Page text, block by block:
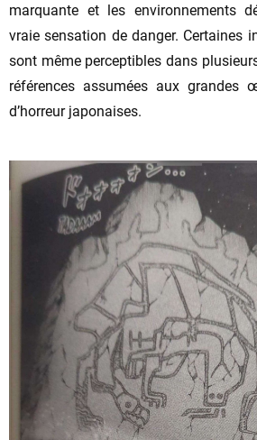
marquante et les environnements
vraie sensation de danger. Certaines
sont même perceptibles dans
références assumées aux grandes
d’horreur japonaises.